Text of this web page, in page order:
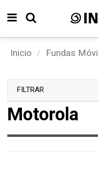
Inicio Fundas Móvil
Motorola
FILTRAR